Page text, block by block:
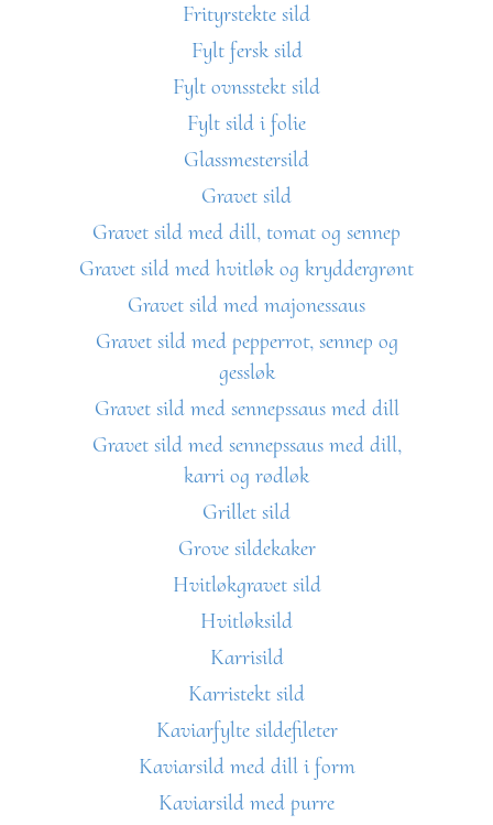
Frityrstekte sild
Fylt fersk sild
Fylt ovnsstekt sild
Fylt sild i folie
Glassmestersild
Gravet sild
Gravet sild med dill, tomat og sennep
Gravet sild med hvitløk og kryddergrønt
Gravet sild med majonessaus
Gravet sild med pepperrot, sennep og
gessløk
Gravet sild med sennepssaus med dill
Gravet sild med sennepssaus med dill,
karri og rødløk
Grillet sild
Grove sildekaker
Hvitløkgravet sild
Hvitløksild
Karrisild
Karristekt sild
Kaviarfylte sildefileter
Kaviarsild med dill i form
Kaviarsild med purre